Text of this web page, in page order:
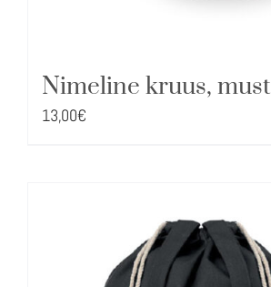
Nimeline kruus, must
13,00€